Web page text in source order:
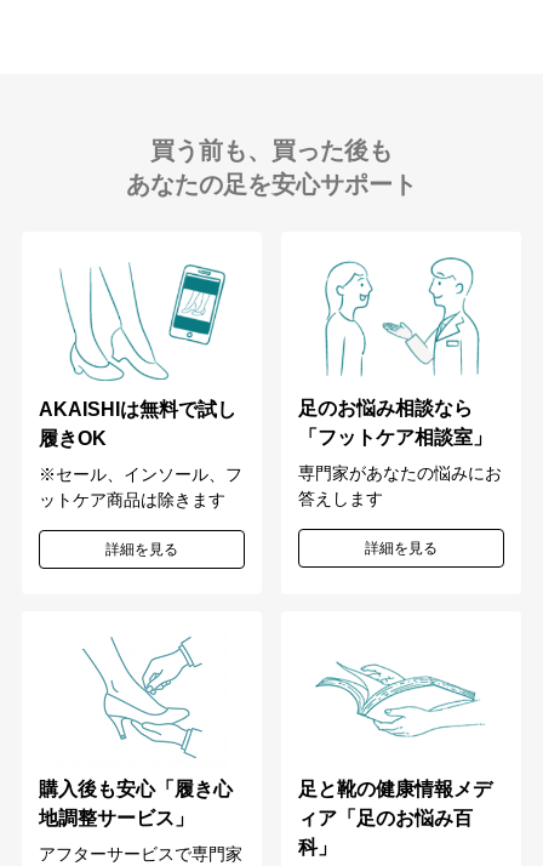
買う前も、買った後も
あなたの足を安心サポート
AKAISHIは無料で試し
履きOK
※セール、インソール、フ
ットケア商品は除きます
詳細を見る
足のお悩み相談なら
「フットケア相談室」
専門家があなたの悩みにお
答えします
詳細を見る
購入後も安心「履き心
地調整サービス」
アフターサービスで専門家
足と靴の健康情報メデ
ィア「足のお悩み百
科」